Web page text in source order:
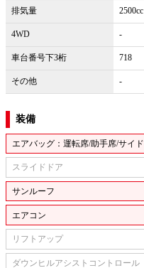
排気量 2500cc
4WD -
車台番号下3桁 718
その他 -
装備
エアバッグ：運転席/助手席/サイド
スライドドア
サンルーフ
エアコン
リフトアップ
ダウンヒルアシストコントロール